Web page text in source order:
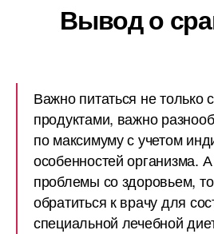
Вывод о
Важно питаться не
продуктами, важно
по максимуму с учетом
особенностей организма.
проблемы со здоровьем,
обратиться к врачу для
специальной лечебной